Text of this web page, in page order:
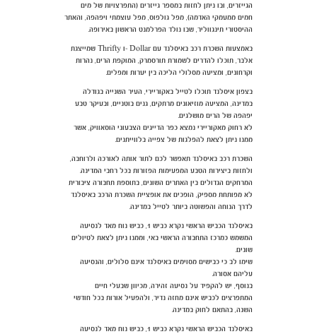
הגייזרים, ובו ניתן לחזות במספר גייזרים (התפרצויות של מים
חמים ממעמקי האדמה), מפל גולפוס, מפל עוצמתי ויפהפה, והאתר
ההיסטורי תינגווליר, שבו נולד הפרלמנט הראשון באירופה.
באמצעות השכרת רכב באיסלנד עם Dollar -ו Thrifty שמייצגת
אלבר, תוכלו להדרים לשמורת תורסמרק, המוקפת הרים, נהרות
וקרחונים, ומציעה מסלולי הליכה בין יערות ומפלים.
בצפון איסלנד תוכלו לטייל באקוריירי, העיר השנייה בגודלה
במדינה, המציעה מוזיאונים מרתקים, גנים בוטניים, ובעיקר טבע
יפהפה של הרים מושלגים.
לא רחוק מאקוריירי נמצא כפר הדייגים הצבעוני הוסאוויק, אשר
ממנו ניתן לצאת להפלגות של צפייה בלווייתנים.
השכרת רכב באיסלנד תאפשר לכם לתור אותה לאורכה ולרוחבה,
ולחזות ביצירות הטבע המפעימות הפזורות בכל רחבי המדינה.
המרחקים הגדולים בין האתרים השונים, בתוספת תחבורה ציבורית
לא מפותחת מספיק, הופכים את אופציית השכרת הרכב באיסלנד
לדרך הנוחה והפשוטה ביותר לטייל במדינה.
באיסלנד הכביש הראשי נקרא כביש 1, כביש נוח מאד לנסיעה
המשמש כמרכז התחבורה הראשי באי, וממנו ניתן לצאת לטיולים
שונים.
שימו לב כי כבישים מסוימים באיסלנד אינם סלולים, והנסיעה
עליהם אסורה.
בנוסף, יש להקפיד על נסיעה זהירה, מכיוון שבעלי חיים
המתפרצים לכביש אינם מחזה נדיר, ולהפעיל אורות בכל חודשי
השנה, בהתאם לחוק במדינה.
באיסלנד הכביש הראשי נקרא כביש 1, כביש נוח מאד לנסיעה